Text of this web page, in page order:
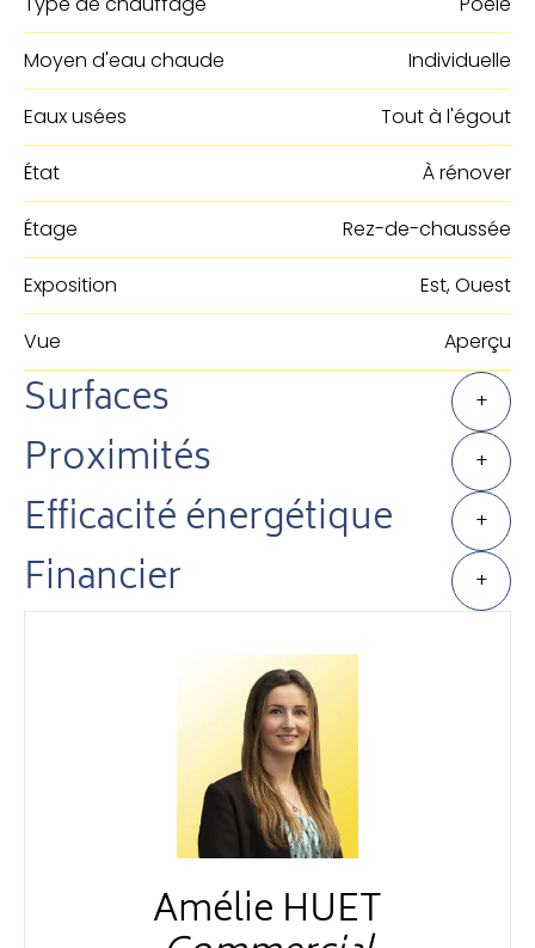
Moyen d'eau chaude Individuelle
Eaux usées Tout à l'égout
État À rénover
Étage Rez-de-chaussée
Exposition Est, Ouest
Vue Aperçu
Surfaces +
Proximités +
Efficacité énergétique +
Financier +
Amélie HUET